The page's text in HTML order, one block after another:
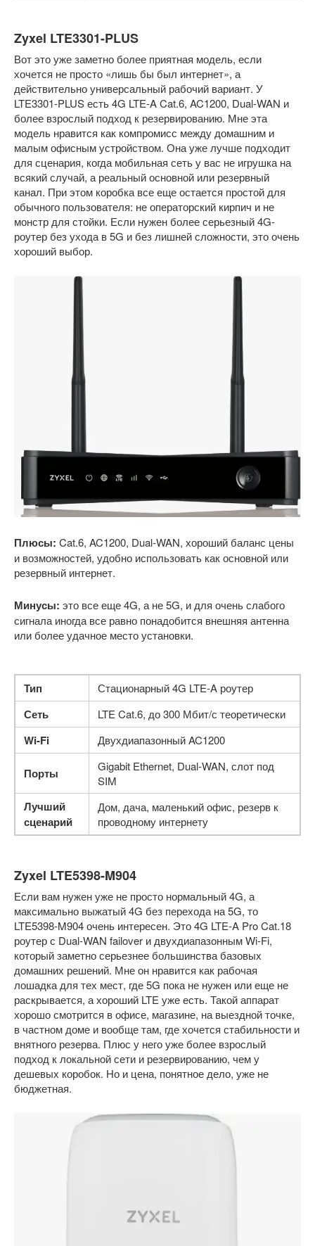
Zyxel LTE3301-PLUS
Вот это уже заметно более приятная модель, если
хочется не просто «лишь бы был интернет», а
действительно универсальный рабочий вариант. У
LTE3301-PLUS есть 4G LTE-A Cat.6, AC1200, Dual-WAN и
более взрослый подход к резервированию. Мне эта
модель нравится как компромисс между домашним и
малым офисным устройством. Она уже лучше подходит
для сценария, когда мобильная сеть у вас не игрушка на
всякий случай, а реальный основной или резервный
канал. При этом коробка все еще остается простой для
обычного пользователя: не операторский кирпич и не
монстр для стойки. Если нужен более серьезный 4G-
роутер без ухода в 5G и без лишней сложности, это очень
хороший выбор.
Плюсы: Cat.6, AC1200, Dual-WAN, хороший баланс цены
и возможностей, удобно использовать как основной или
резервный интернет.
Минусы: это все еще 4G, а не 5G, и для очень слабого
сигнала иногда все равно понадобится внешняя антенна
или более удачное место установки.
Тип Стационарный 4G LTE-A роутер
Сеть LTE Cat.6, до 300 Мбит/с теоретически
Wi-Fi Двухдиапазонный AC1200
Порты
Gigabit Ethernet, Dual-WAN, слот под
SIM
Лучший
сценарий
Дом, дача, маленький офис, резерв к
проводному интернету
Zyxel LTE5398-M904
Если вам нужен уже не просто нормальный 4G, а
максимально выжатый 4G без перехода на 5G, то
LTE5398-M904 очень интересен. Это 4G LTE-A Pro Cat.18
роутер с Dual-WAN failover и двухдиапазонным Wi-Fi,
который заметно серьезнее большинства базовых
домашних решений. Мне он нравится как рабочая
лошадка для тех мест, где 5G пока не нужен или еще не
раскрывается, а хороший LTE уже есть. Такой аппарат
хорошо смотрится в офисе, магазине, на выездной точке,
в частном доме и вообще там, где хочется стабильности и
внятного резерва. Плюс у него уже более взрослый
подход к локальной сети и резервированию, чем у
дешевых коробок. Но и цена, понятное дело, уже не
бюджетная.